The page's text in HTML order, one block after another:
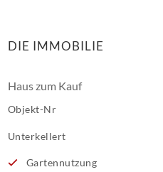
DIE IMMOBILIE
Haus zum Kauf
Objekt-Nr
Unterkellert
Gartennutzung